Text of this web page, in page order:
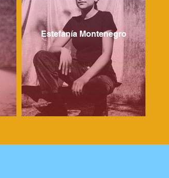
Estefanía Montenegro